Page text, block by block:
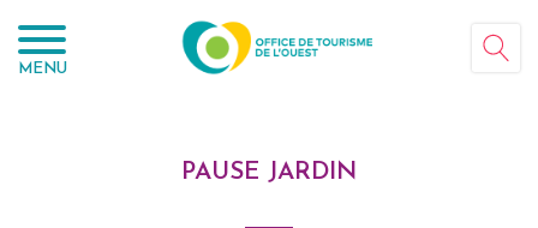
MENU
PAUSE JARDIN